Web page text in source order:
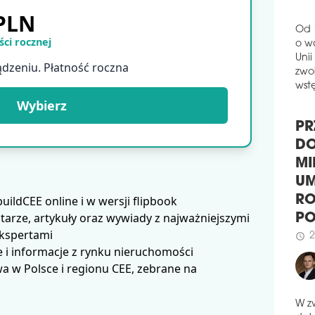
rocznej
Płatność roczna
Wybierz
online i w wersji flipbook
artykuły oraz wywiady z najważniejszymi
i informacje z rynku nieruchomości
w Polsce i regionu CEE, zebrane na
za
schedule
Od
o